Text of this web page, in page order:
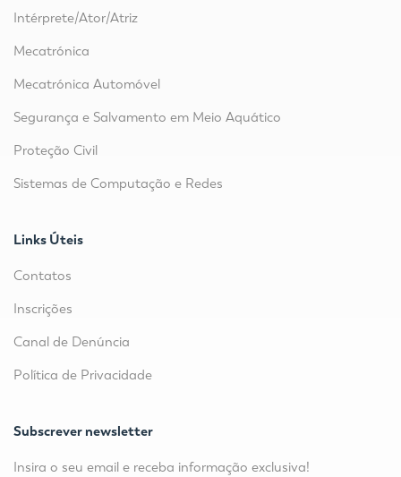
Intérprete/Ator/Atriz
Mecatrónica
Mecatrónica Automóvel
Segurança e Salvamento em Meio Aquático
Proteção Civil
Sistemas de Computação e Redes
Links Úteis
Contatos
Inscrições
Canal de Denúncia
Política de Privacidade
Subscrever newsletter
Insira o seu email e receba informação exclusiva!